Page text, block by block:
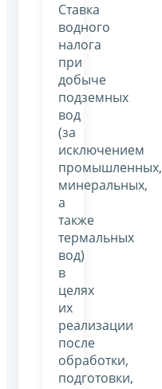
Ставка
водного
налога
при
добыче
подземных
вод
(за
исключением
промышленных,
минеральных,
а
также
термальных
вод)
в
целях
их
реализации
после
обработки,
подготовки,